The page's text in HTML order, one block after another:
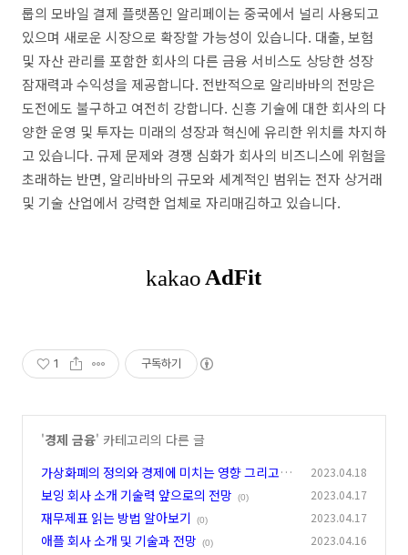
룹의 모바일 결제 플랫폼인 알리페이는 중국에서 널리 사용되고
있으며 새로운 시장으로 확장할 가능성이 있습니다. 대출, 보험
및 자산 관리를 포함한 회사의 다른 금융 서비스도 상당한 성장
잠재력과 수익성을 제공합니다. 전반적으로 알리바바의 전망은
도전에도 불구하고 여전히 강합니다. 신흥 기술에 대한 회사의 다
양한 운영 및 투자는 미래의 성장과 혁신에 유리한 위치를 차지하
고 있습니다. 규제 문제와 경쟁 심화가 회사의 비즈니스에 위험을
초래하는 반면, 알리바바의 규모와 세계적인 범위는 전자 상거래
및 기술 산업에서 강력한 업체로 자리매김하고 있습니다.
1 구독하기
'경제 금융' 카테고리의 다른 글
가상화폐의 정의와 경제에 미치는 영향 그리고 전
망
(0)
2023.04.18
보잉 회사 소개 기술력 앞으로의 전망 (0) 2023.04.17
재무제표 읽는 방법 알아보기 (0) 2023.04.17
애플 회사 소개 및 기술과 전망 (0) 2023.04.16